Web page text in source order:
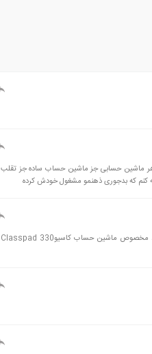
ماشین حسابی جز ماشین حساب ساده جز تقلب
کنم که بدجوری ذهنمو مشغول خودش کرده
سلام و وقت بخیر می خواستم بدونم که برنامه هایی که در ماشین حساب کاسیو استفاده میشن و توسط اقای دکتر اتقایی تهیه شدن ایا فقط مخصوص ماشین حساب کاسیوClasspad 330